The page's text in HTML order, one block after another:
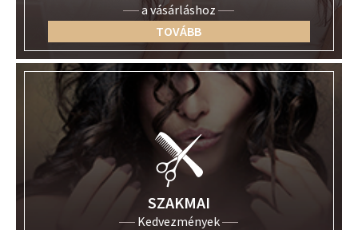
a vásárláshoz
TOVÁBB
SZAKMAI
Kedvezmények